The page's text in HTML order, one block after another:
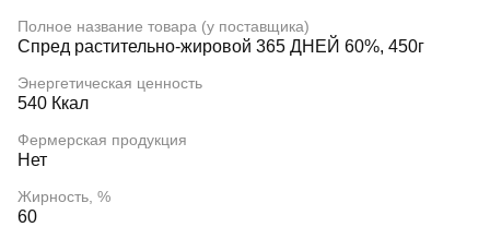
Полное название товара (у поставщика)
Спред растительно-жировой 365 ДНЕЙ 60%, 450г
Энергетическая ценность
540 Ккал
Фермерская продукция
Нет
Жирность, %
60